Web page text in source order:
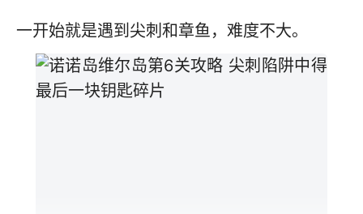
一开始就是遇到尖刺和章鱼，难度不大。